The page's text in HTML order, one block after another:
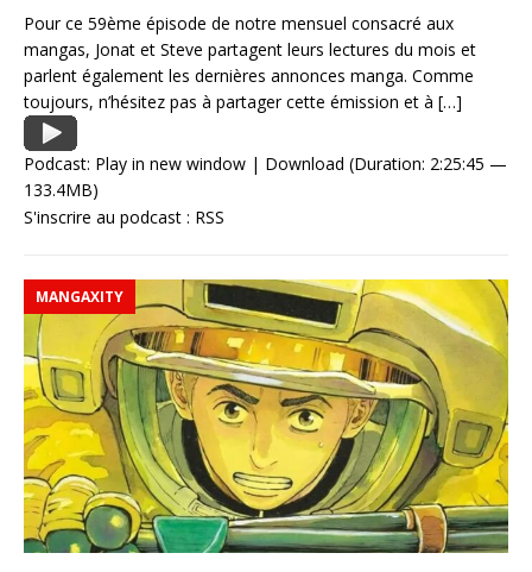
Pour ce 59ème épisode de notre mensuel consacré aux
mangas, Jonat et Steve partagent leurs lectures du mois et
parlent également les dernières annonces manga. Comme
toujours, n’hésitez pas à partager cette émission et à […]
Podcast: Play in new window | Download (Duration: 2:25:45 —
133.4MB)
S'inscrire au podcast : RSS
MANGAXITY